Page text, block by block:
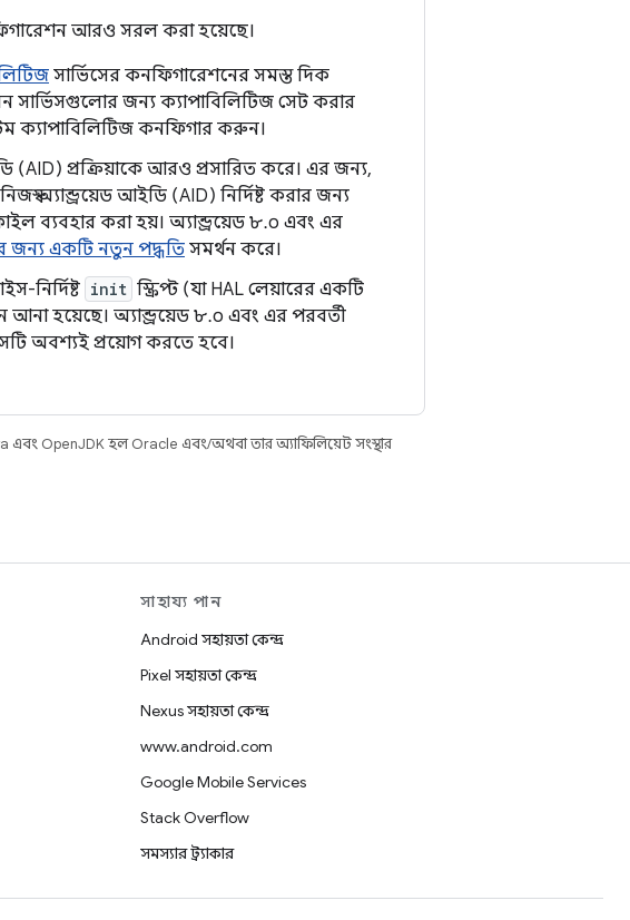
আরও সরল করা হয়েছে।
সার্ভিসের কনফিগারেশনের সমস্ত দিক
সার্ভিসগুলোর জন্য ক্যাপাবিলিটিজ সেট করার
ক্যাপাবিলিটিজ কনফিগার করুন।
(AID) প্রক্রিয়াকে আরও প্রসারিত করে। এর জন্য,
অ্যান্ড্রয়েড আইডি (AID) নির্দিষ্ট করার জন্য
ব্যবহার করা হয়। অ্যান্ড্রয়েড ৮.০ এবং এর
জন্য একটি নতুন পদ্ধতি সমর্থন করে।
নির্দিষ্ট init স্ক্রিপ্ট (যা HAL লেয়ারের একটি
হয়েছে। অ্যান্ড্রয়েড ৮.০ এবং এর পরবর্তী
অবশ্যই প্রয়োগ করতে হবে।
এবং OpenJDK হল Oracle এবং/অথবা তার অ্যাফিলিয়েট সংস্থার
সাহায্য পান
Android সহায়তা কেন্দ্র
Pixel সহায়তা কেন্দ্র
Nexus সহায়তা কেন্দ্র
www.android.com
Google Mobile Services
Stack Overflow
সমস্যার ট্র্যাকার